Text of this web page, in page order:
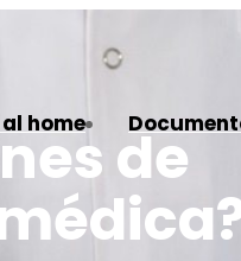
home de